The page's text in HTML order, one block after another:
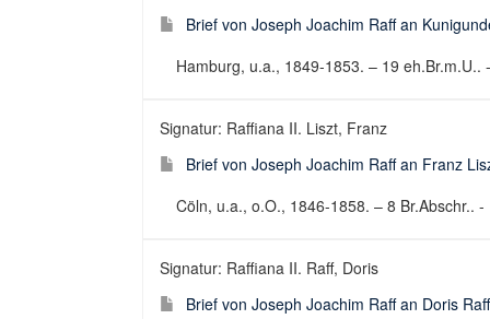
Brief von Joseph Joachim Raff an
Hamburg, u.a., 1849-1853. – 19 eh.Br.m.U..
Signatur: Raffiana II. Liszt, Franz
Brief von Joseph Joachim Raff an Franz
Cöln, u.a., o.O., 1846-1858. – 8 Br.Abschr..
Signatur: Raffiana II. Raff, Doris
Brief von Joseph Joachim Raff an Doris